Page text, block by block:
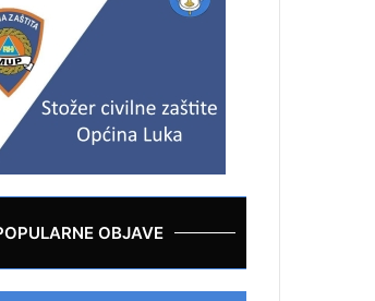
OBJAVE